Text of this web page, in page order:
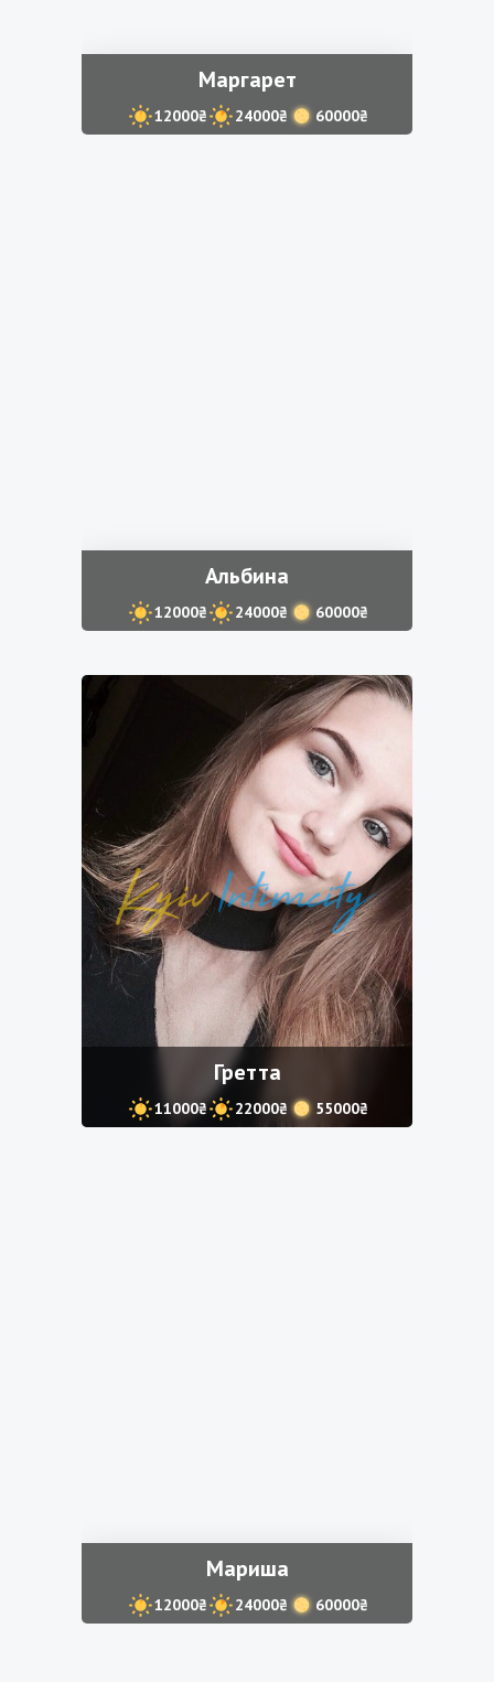
Маргарет
12000₴ 24000₴ 60000₴
Альбина
12000₴ 24000₴ 60000₴
Гретта
11000₴ 22000₴ 55000₴
Мариша
12000₴ 24000₴ 60000₴